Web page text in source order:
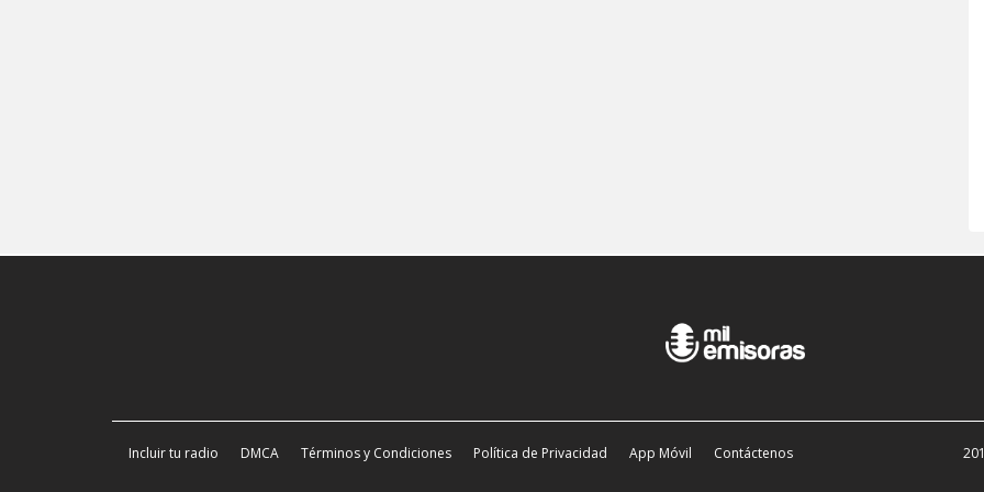
Incluir tu radio DMCA Términos y Condiciones Política de Privacidad App Móvil Contáctenos